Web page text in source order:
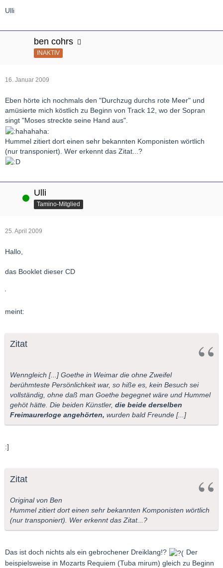
Ulli
ben cohrs
INAKTIV
16. Januar 2009
Eben hörte ich nochmals den "Durchzug durchs rote Meer" und
amüsierte mich köstlich zu Beginn von Track 12, wo der Sopran
singt "Moses streckte seine Hand aus".
Hummel zitiert dort einen sehr bekannten Komponisten wörtlich
(nur transponiert). Wer erkennt das Zitat...?
Online Ulli
Tamino-Mitglied
25. April 2009
Hallo,
das Booklet dieser CD
meint:
Zitat
Wenngleich [...] Goethe in Weimar die ohne Zweifel
berühmteste Persönlichkeit war, so hiße es, kein Besuch sei
vollständig, ohne daß man Goethe begegnet wäre und Hummel
gehöt hätte. Die beiden Künstler, die beide derselben
Freimaurerloge angehörten, wurden bald Freunde [...]
:]
Zitat
Original von Ben
Hummel zitiert dort einen sehr bekannten Komponisten wörtlich
(nur transponiert). Wer erkennt das Zitat...?
Das ist doch nichts als ein gebrochener Dreiklang!?
Der
beispielsweise in Mozarts Requiem (Tuba mirum) gleich zu Beginn